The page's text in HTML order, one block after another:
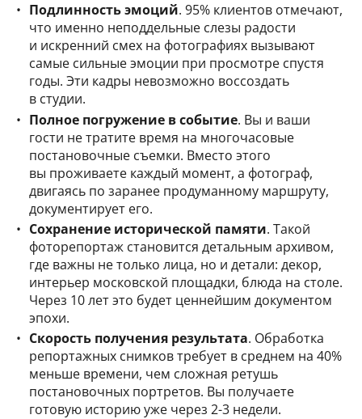
Подлинность эмоций. 95% клиентов отмечают,
что именно неподдельные слезы радости
и искренний смех на фотографиях вызывают
самые сильные эмоции при просмотре спустя
годы. Эти кадры невозможно воссоздать
в студии.
Полное погружение в событие. Вы и ваши
гости не тратите время на многочасовые
постановочные съемки. Вместо этого
вы проживаете каждый момент, а фотограф,
двигаясь по заранее продуманному маршруту,
документирует его.
Сохранение исторической памяти. Такой
фоторепортаж становится детальным архивом,
где важны не только лица, но и детали: декор,
интерьер московской площадки, блюда на столе.
Через 10 лет это будет ценнейшим документом
эпохи.
Скорость получения результата. Обработка
репортажных снимков требует в среднем на 40%
меньше времени, чем сложная ретушь
постановочных портретов. Вы получаете
готовую историю уже через 2-3 недели.